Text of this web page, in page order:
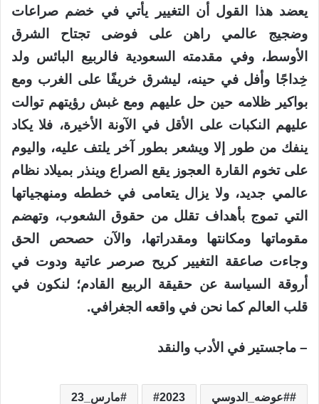
يعضد هذا القول أن التغيير يأتي في خضم صراعات
وضجيج عالمي راهن على فوضى تجتاح الشرق
الأوسط، وفي مقدمته السعودية فالربيع البائس ولد
خِداجًا وأفل في حينه، ليشرق خريفًا على الغرب ومع
بواكير ظلامه حين حل عليهم ومع غبش رؤيتهم توالت
عليهم النكبات على الأقل في الآونة الأخيرة، فلا يكاد
ينفك من طور إلا ويشعر بطور آخر يلتف عليه، واليوم
على تخوم القارة العجوز يقع الصراع وينذر بميلاد نظام
عالمي جديد، ولا يزال يتعامى في خططه ومنهجياتها
التي تموج بأهداف تقلل من حقوق الشعوب، وتهضم
مقوماتها ومكانتها ومقدراتها، والآن حصحص الحق
وجاءت صاعقة التغيير كريح صرصر عاتية ودوت في
أروقة السياسة عن حقيقة الربيع القادم؛ لنكون في
قلب العالم كما نحن في واقعه الجغرافي.
– ماجستير في الأدب والنقد
#عوضه_الدوسي 2023 مارس_23